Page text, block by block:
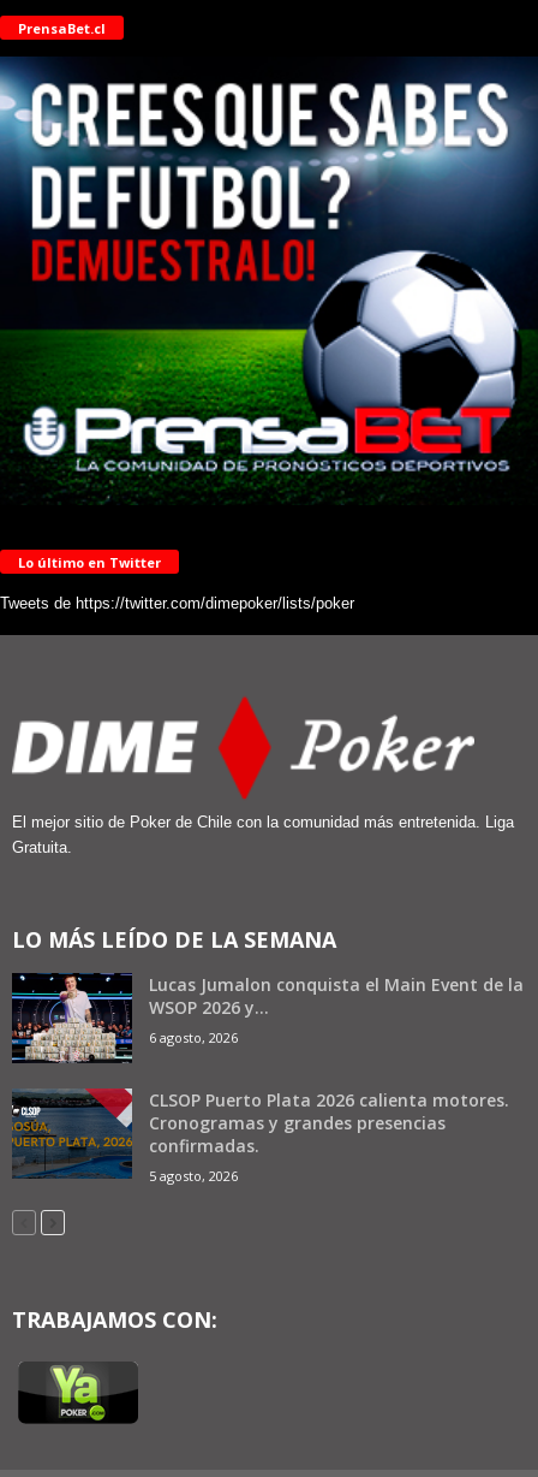
PrensaBet.cl
Lo último en Twitter
Tweets de https://twitter.com/dimepoker/lists/poker
El mejor sitio de Poker de Chile con la comunidad más entretenida. Liga
Gratuita.
LO MÁS LEÍDO DE LA SEMANA
Lucas Jumalon conquista el Main Event de la
WSOP 2026 y...
6 agosto, 2026
CLSOP Puerto Plata 2026 calienta motores.
Cronogramas y grandes presencias
confirmadas.
5 agosto, 2026
TRABAJAMOS CON: